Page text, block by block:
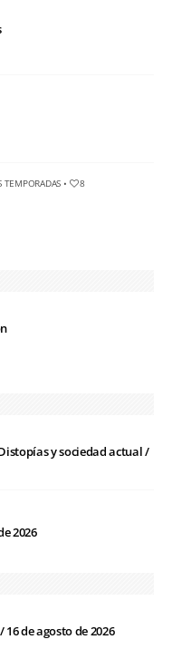
TEMPORADAS • 8
y sociedad actual /
2026
de agosto de 2026